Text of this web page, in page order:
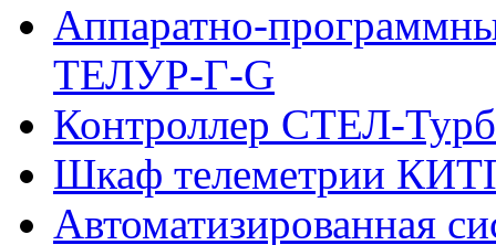
Аппаратно-
ТЕЛУР-Г-G
Контроллер СТЕЛ-
Шкаф телеметрии
Автоматизированная